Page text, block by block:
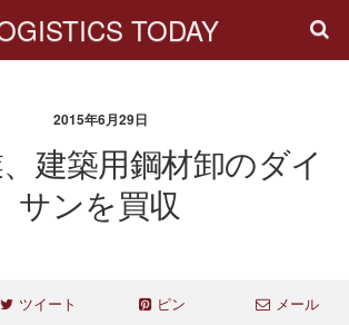
TODAY
2015年6月29日
建築用鋼材卸のダイ
サンを買収
ツイート ピン メール